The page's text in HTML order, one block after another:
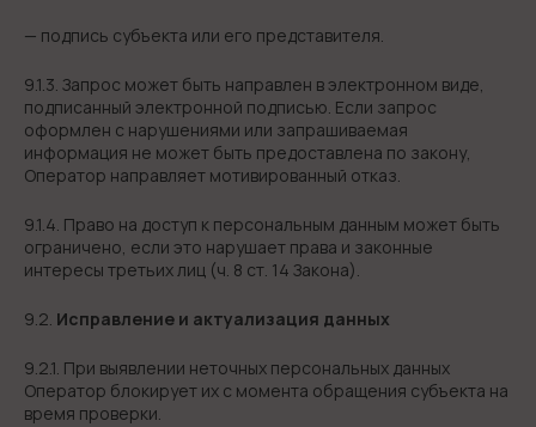
— подпись субъекта или его представителя.
9.1.3. Запрос может быть направлен в электронном виде,
подписанный электронной подписью. Если запрос
оформлен с нарушениями или запрашиваемая
информация не может быть предоставлена по закону,
Оператор направляет мотивированный отказ.
9.1.4. Право на доступ к персональным данным может быть
ограничено, если это нарушает права и законные
интересы третьих лиц (ч. 8 ст. 14 Закона).
9.2. Исправление и актуализация данных
9.2.1. При выявлении неточных персональных данных
Оператор блокирует их с момента обращения субъекта на
время проверки.